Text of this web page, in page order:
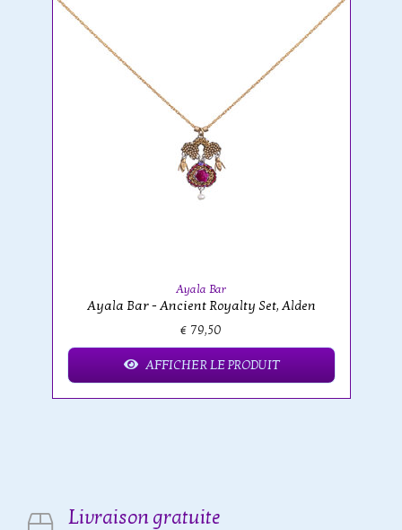
Ayala Bar
Ayala Bar - Ancient Royalty Set, Alden
€ 79,50
AFFICHER LE PRODUIT
Livraison gratuite